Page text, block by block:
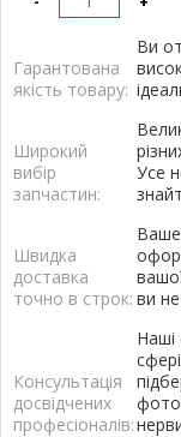
Гарантована
якість товару:
Ви
Широкий
вибір
запчастин:
Усе
Швидка
доставка
точно в строк:
Ваше
ви
Консультація
досвідчених
професіоналів:
Наші